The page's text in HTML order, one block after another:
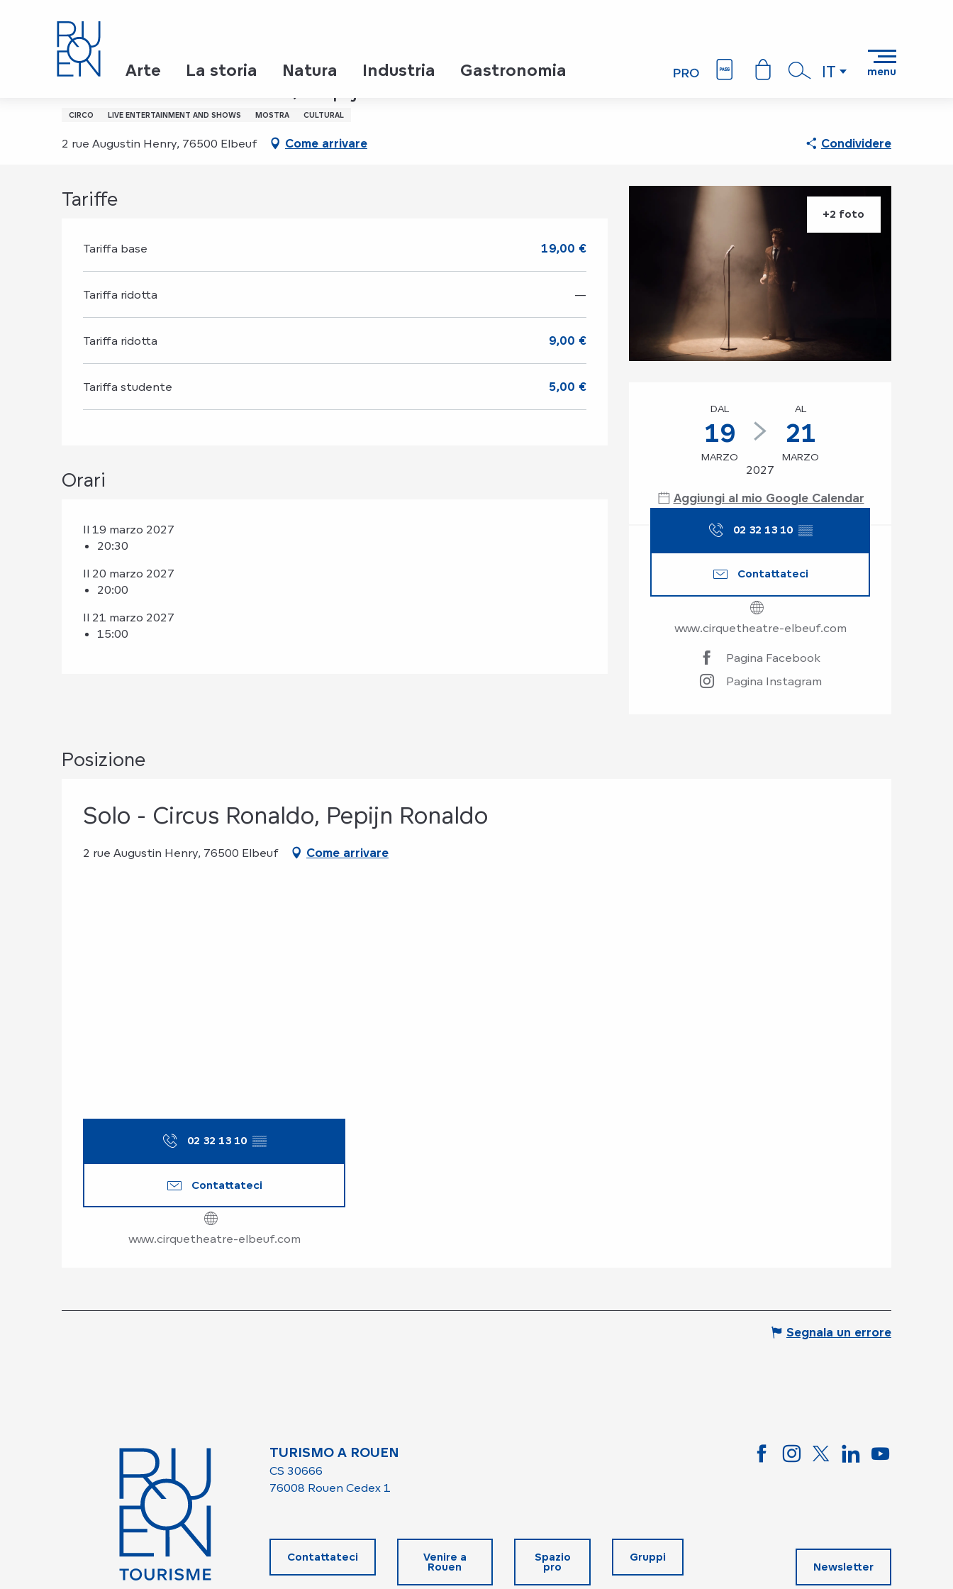
IT menu
Arte La storia Natura Industria Gastronomia
19 marzo 2027 > 21 marzo 2027
CIRCO LIVE ENTERTAINMENT AND SHOWS MOSTRA CULTURAL
2 rue Augustin Henry, 76500 Elbeuf Come arrivare Condividere
+2 foto
Orari e contatti
DAL
19
MARZO
AL
21
MARZO
2027
Aggiungi al mio Google Calendar
02 32 13 10 ▒▒
Contattateci
www.cirquetheatre-elbeuf.com
Pagina Facebook
Pagina Instagram
Tariffe
Tariffa base 19,00 €
Tariffa ridotta —
Tariffa ridotta 9,00 €
Tariffa studente 5,00 €
Orari
Il 19 marzo 2027
20:30
Il 20 marzo 2027
20:00
Il 21 marzo 2027
15:00
Posizione
Solo - Circus Ronaldo, Pepijn Ronaldo
2 rue Augustin Henry, 76500 Elbeuf Come arrivare
02 32 13 10 ▒▒
Contattateci
www.cirquetheatre-elbeuf.com
Segnala un errore
TURISMO A ROUEN
CS 30666
76008 Rouen Cedex 1
Contattateci Venire a
Rouen
Spazio
pro
Gruppi
Newsletter